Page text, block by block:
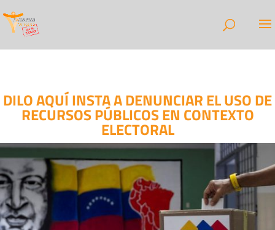
DILO AQUÍ INSTA A DENUNCIAR EL USO DE
RECURSOS PÚBLICOS EN CONTEXTO
ELECTORAL